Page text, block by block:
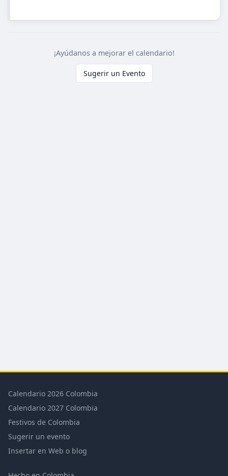
¡Ayúdanos a mejorar el calendario!
Sugerir un Evento
Calendario 2026 Colombia
Calendario 2027 Colombia
Festivos de Colombia
Sugerir un evento
Insertar en Web o blog